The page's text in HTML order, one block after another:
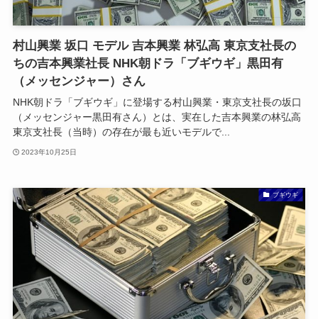
村山興業 坂口 モデル 吉本興業 林弘高 東京支社長の
ちの吉本興業社長 NHK朝ドラ「ブギウギ」黒田有
（メッセンジャー）さん
NHK朝ドラ「ブギウギ」に登場する村山興業・東京支社長の坂口
（メッセンジャー黒田有さん）とは、実在した吉本興業の林弘高
東京支社長（当時）の存在が最も近いモデルで...
2023年10月25日
ブギウギ